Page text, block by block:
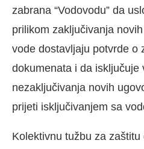
zabrana “Vodovodu” da
prilikom zaključivanja
vode dostavljaju potvrde o
dokumenata i da isključuje
nezaključivanja novih
prijeti isključivanjem sa
Kolektivnu tužbu za